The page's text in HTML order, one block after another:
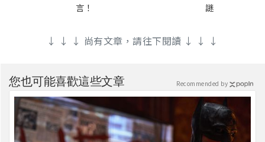
言！
謎
↓ ↓ ↓ 尚有文章，請往下閱讀 ↓ ↓ ↓
您也可能喜歡這些文章 Recommended by